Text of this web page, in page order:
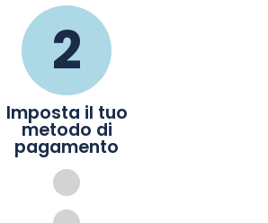
2
Imposta il tuo
metodo di
pagamento